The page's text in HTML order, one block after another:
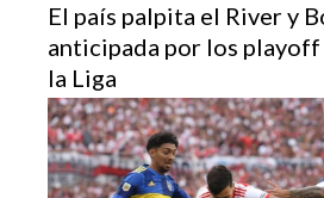
El país palpita el River y
anticipada por los playoff
la Liga